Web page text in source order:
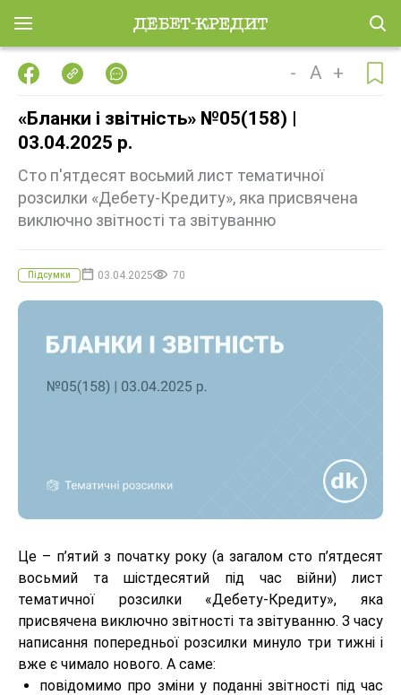
- A +
«Бланки і звітність» №05(158) |
03.04.2025 р.
Сто п'ятдесят восьмий лист тематичної
розсилки «Дебету-Кредиту», яка присвячена
виключно звітності та звітуванню
Підсумки 03.04.2025 70
Це – п’ятий з початку року (а загалом сто п’ятдесят
восьмий та шістдесятий під час війни) лист
тематичної розсилки «Дебету-Кредиту», яка
присвячена виключно звітності та звітуванню. З часу
написання попередньої розсилки минуло три тижні і
вже є чимало нового. А саме:
повідомимо про зміни у поданні звітності під час